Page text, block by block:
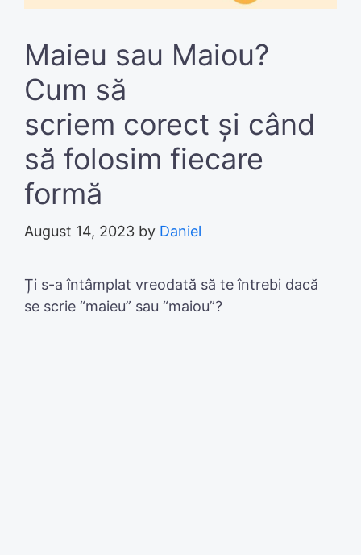
Maieu sau Maiou?
Cum să
scriem corect și când
să folosim fiecare
formă
August 14, 2023 by Daniel
Ți s-a întâmplat vreodată să te întrebi dacă
se scrie “maieu” sau “maiou”?